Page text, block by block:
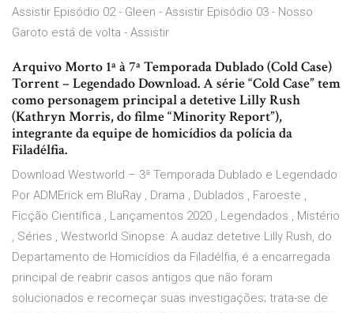
Assistir Episódio 02 - Gleen - Assistir Episódio 03 - Nosso
Garoto está de volta - Assistir
Arquivo Morto 1ª à 7ª Temporada Dublado (Cold Case)
Torrent – Legendado Download. A série “Cold Case” tem
como personagem principal a detetive Lilly Rush
(Kathryn Morris, do filme “Minority Report”),
integrante da equipe de homicídios da polícia da
Filadélfia.
Download Westworld – 3ª Temporada Dublado e Legendado
Por ADMErick em BluRay , Drama , Dublados , Faroeste ,
Ficção Científica , Lançamentos 2020 , Legendados , Mistério
, Séries , Westworld Sinopse: A audaz detetive Lilly Rush, do
Departamento de Homicídios da Filadélfia, é a encarregada
principal de reabrir casos antigos que não foram
solucionados e recomeçar suas investigações; trata-se de